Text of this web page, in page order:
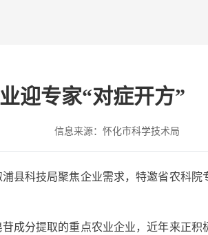
迎专家“对症开方”
信息来源：怀化市科学技术局
县科技局聚焦企业需求，特邀省农科
成分提取的重点农业企业，近年来正